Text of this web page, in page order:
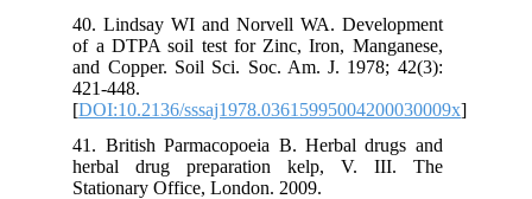
40. Lindsay WI and Norvell WA. Development
of a DTPA soil test for Zinc, Iron, Manganese,
and Copper. Soil Sci. Soc. Am. J. 1978; 42(3):
421-448.
[DOI:10.2136/sssaj1978.03615995004200030009x
41. British Parmacopoeia B. Herbal drugs and
herbal drug preparation kelp, V. III. The
Stationary Office, London. 2009.